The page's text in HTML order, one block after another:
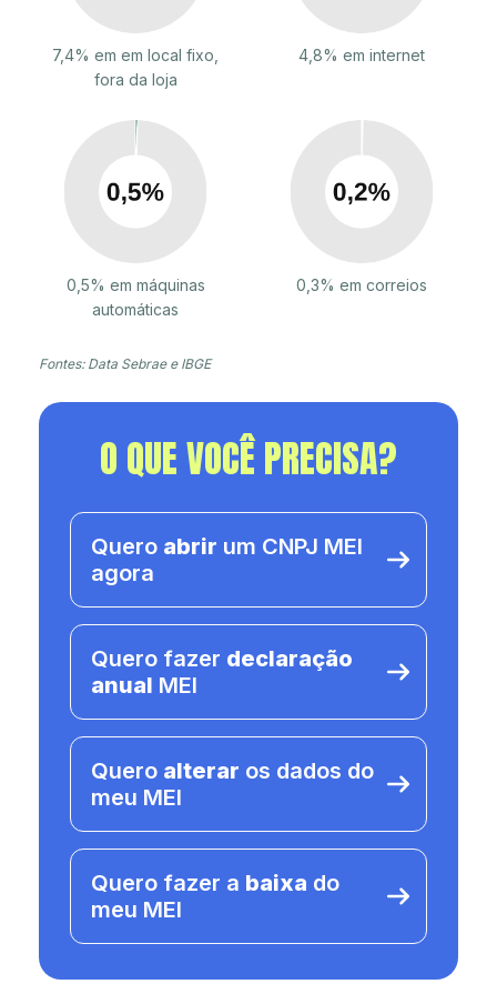
7,4% em em local fixo,
fora da loja
4,8% em internet
0,5% em máquinas
automáticas
0,3% em correios
Fontes: Data Sebrae e IBGE
O QUE VOCÊ PRECISA?
Quero abrir um CNPJ MEI
agora
Quero fazer declaração
anual MEI
Quero alterar os dados do
meu MEI
Quero fazer a baixa do
meu MEI